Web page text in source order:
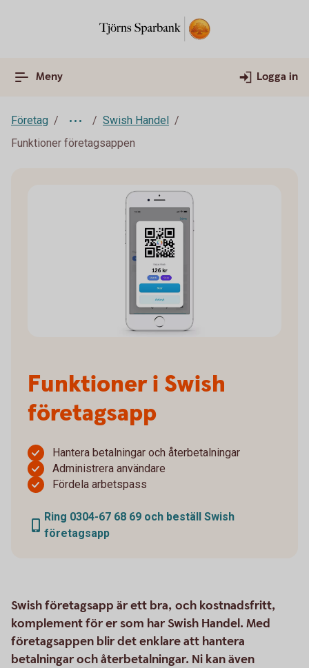
Meny Logga in
Företag
Swish Handel
Funktioner företagsappen
Funktioner i Swish
företagsapp
Hantera betalningar och återbetalningar
Administrera användare
Fördela arbetspass
Ring 0304-67 68 69 och beställ Swish
företagsapp
Swish företagsapp är ett bra, och kostnadsfritt,
komplement för er som har Swish Handel. Med
företagsappen blir det enklare att hantera
betalningar och återbetalningar. Ni kan även